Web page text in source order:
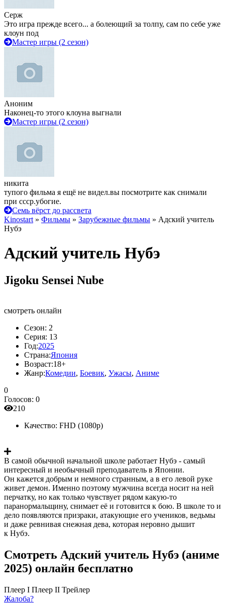
Серж
Это игра прежде всего... а болеющий за толпу, сам по себе уже
клоун под
Мастер игры (2 сезон)
Аноним
Наконец-то этого клоуна выгнали
Мастер игры (2 сезон)
никита
тупого фильма я ещё не видел.вы посмотрите как снимали
при ссср.убогие.
Семь вёрст до рассвета
Kinostart » Фильмы » Зарубежные фильмы » Адский учитель
Нубэ
Адский учитель Нубэ
Jigoku Sensei Nube
смотреть онлайн
Сезон: 2
Серия: 13
Год:2025
Страна:Япония
Возраст:18+
Жанр:Комедии, Боевик, Ужасы, Аниме
0
Голосов: 0
210
Качество: FHD (1080p)
В самой обычной начальной школе работает Нубэ - самый
интересный и необычный преподаватель в Японии.
Он кажется добрым и немного странным, а в его левой руке
живет демон. Именно поэтому мужчина всегда носит на ней
перчатку, но как только чувствует рядом какую-то
паранормальщину, снимает её и готовится к бою. В школе то и
дело появляются призраки, атакующие его учеников, ведьмы
и даже ревнивая снежная дева, которая неровно дышит
к Нубэ.
Смотреть Адский учитель Нубэ (аниме
2025) онлайн бесплатно
Плеер I Плеер II Трейлер
Жалоба?